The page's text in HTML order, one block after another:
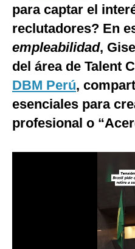
Notas Contratadas
Podcast
Gestión TV
Videos
Fotogalerías
para captar el
reclutadores? En
empleabilidad,
del área de Talent
DBM Perú,
esenciales para
profesional o